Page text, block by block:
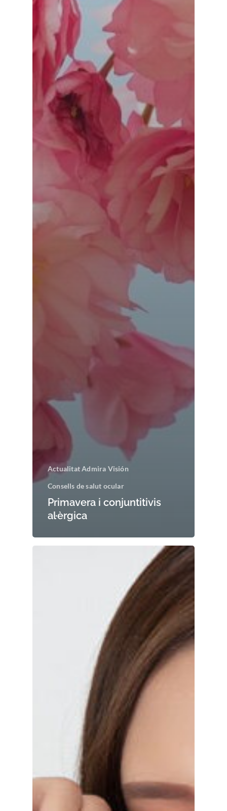
Actualitat Admira Visión
Consells de salut ocular
Primavera i conjuntitivis
al·èrgica